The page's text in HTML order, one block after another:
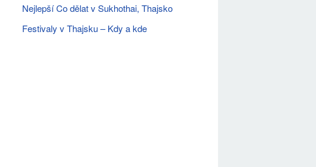
Nejlepší Co dělat v Sukhothai, Thajsko
Festivaly v Thajsku – Kdy a kde